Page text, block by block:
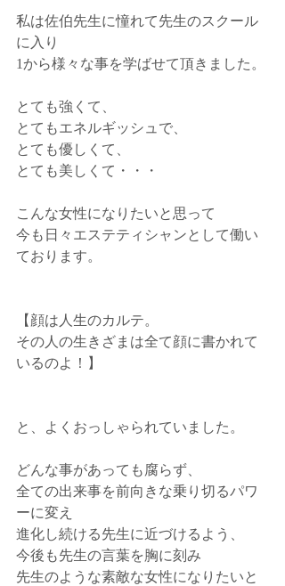
私は佐伯先生に憧れて先生のスクール
に入り﻿
1から様々な事を学ばせて頂きました。﻿
とても強くて、﻿
とてもエネルギッシュで、﻿
とても優しくて、﻿
とても美しくて・・・﻿
こんな女性になりたいと思って﻿
今も日々エステティシャンとして働い
ております。﻿
【顔は人生のカルテ。﻿
その人の生きざまは全て顔に書かれて
いるのよ！】﻿
と、よくおっしゃられていました。﻿
どんな事があっても腐らず、﻿
全ての出来事を前向きな乗り切るパワ
ーに変え﻿
進化し続ける先生に近づけるよう、﻿
今後も先生の言葉を胸に刻み﻿
先生のような素敵な女性になりたいと﻿